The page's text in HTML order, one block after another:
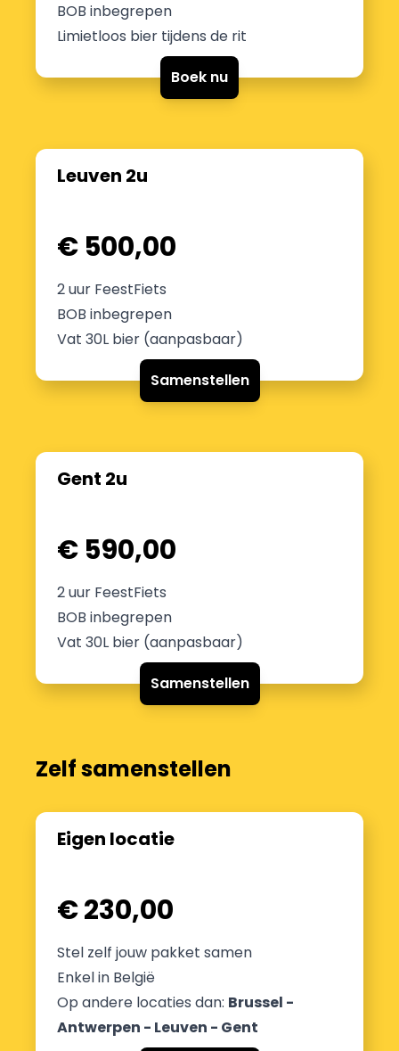
Zelf samenstellen
BOB inbegrepen
Limietloos bier tijdens de rit
Boek nu
Leuven 2u
€ 500,00
2 uur FeestFiets
BOB inbegrepen
Vat 30L bier (aanpasbaar)
Samenstellen
Gent 2u
€ 590,00
2 uur FeestFiets
BOB inbegrepen
Vat 30L bier (aanpasbaar)
Samenstellen
Eigen locatie
€ 230,00
Stel zelf jouw pakket samen
Enkel in België
Op andere locaties dan: Brussel -
Antwerpen - Leuven - Gent